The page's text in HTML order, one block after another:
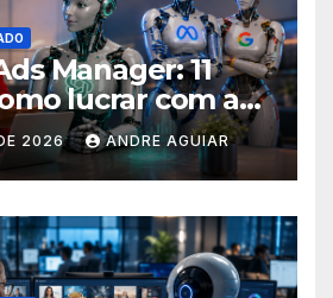
Manager: 11
lucrar com as
ferramentas de
artificial
2026 ANDRE AGUIAR